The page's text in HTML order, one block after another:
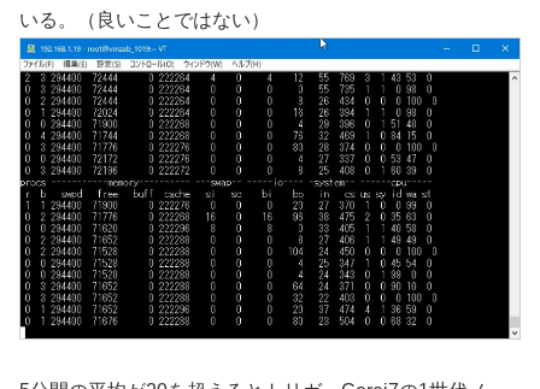
いる。（良いことではない）